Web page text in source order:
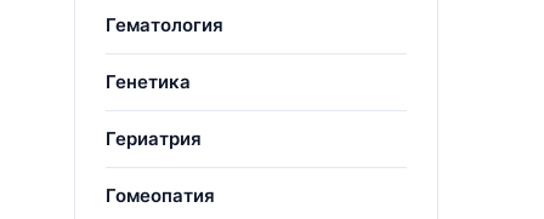
Гематология
Генетика
Гериатрия
Гомеопатия